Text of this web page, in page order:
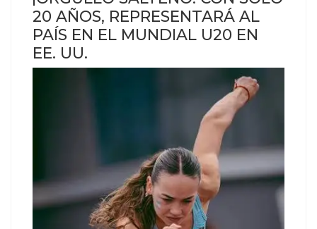
20 AÑOS, REPRESENTARÁ AL
PAÍS EN EL MUNDIAL U20 EN
EE. UU.